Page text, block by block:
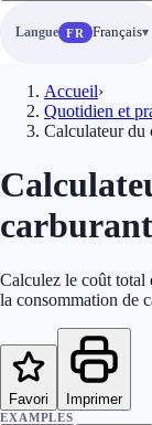
Langue FR Français
Accueil›
Quotidien et
Calculateur du
carburant
Calculez le coût total
la consommation de
Favori Imprimer
EXAMPLES